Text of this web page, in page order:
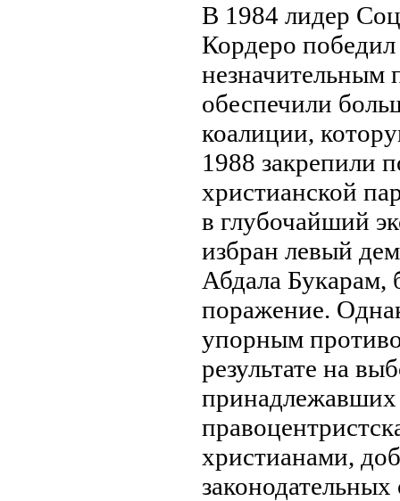
В 1984 лидер
Кордеро
нeзначительным
обеспечили
коалиции,
1988 закрепили
христианской
в глубочайший
избран левый
Абдала Букарам,
поражение.
упорным
результате на
принадлежавших
христианами,
законодательных